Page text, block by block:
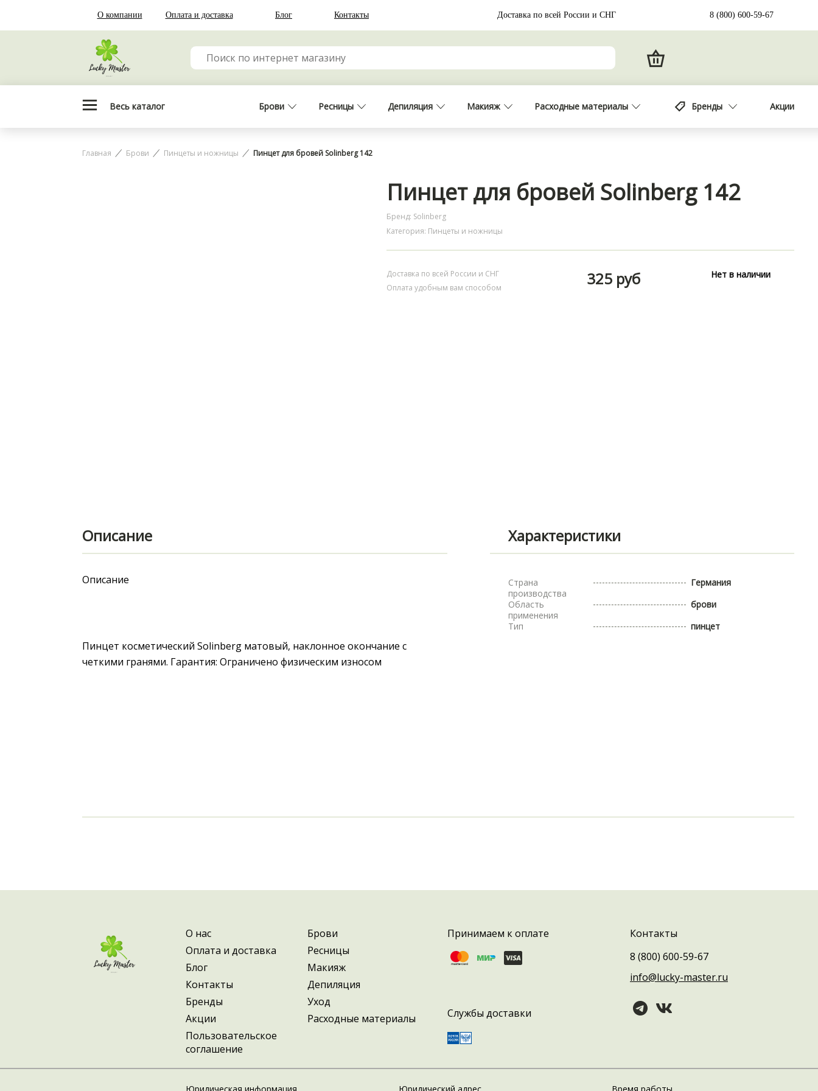
Главная Брови Пинцеты и ножницы Пинцет для бровей Solinberg 142
Пинцет для бровей Solinberg 142
Бренд: Solinberg
Категория: Пинцеты и ножницы
Доставка по всей России и СНГ
Оплата удобным вам способом
325 руб Нет в наличии
Описание Характеристики
Описание
Пинцет косметический Solinberg матовый, наклонное окончание с
четкими гранями. Гарантия: Ограничено физическим износом
Страна
производства
Германия
Область
применения
брови
Тип
пинцет
О компании Оплата и доставка Блог Контакты Доставка по всей России и СНГ 8 (800) 600-59-67
Весь каталог Брови Ресницы Депиляция Макияж Расходные материалы Бренды Акции
О нас
Оплата и доставка
Блог
Контакты
Бренды
Акции
Пользовательское
соглашение
Брови
Ресницы
Макияж
Депиляция
Уход
Расходные материалы
Принимаем к оплате
Службы доставки
Контакты
8 (800) 600-59-67
info@lucky-master.ru